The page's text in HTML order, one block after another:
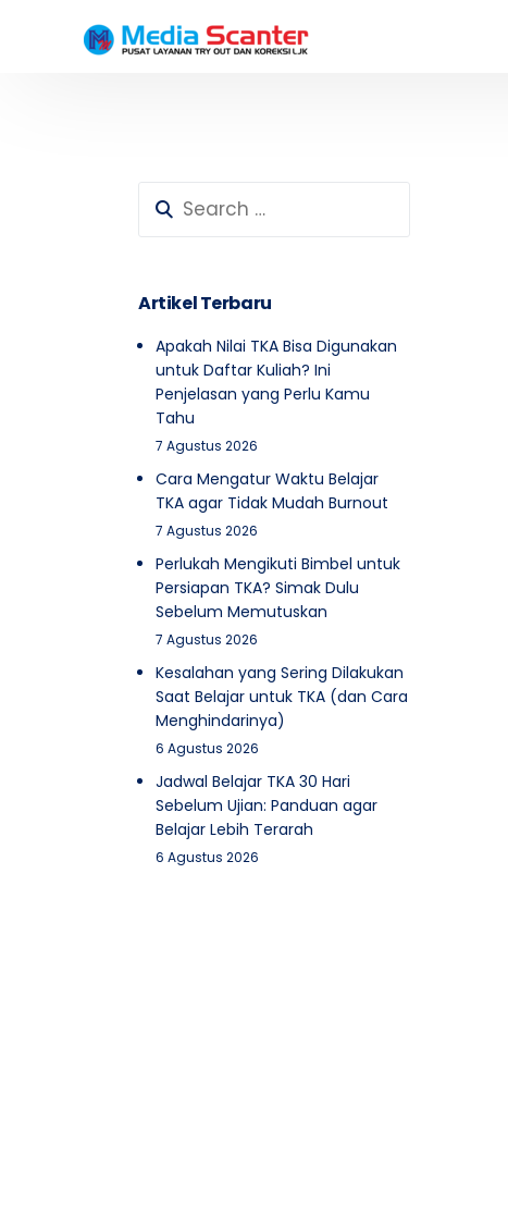
Artikel Terbaru
Apakah Nilai TKA Bisa Digunakan
untuk Daftar Kuliah? Ini
Penjelasan yang Perlu Kamu
Tahu
7 Agustus 2026
Cara Mengatur Waktu Belajar
TKA agar Tidak Mudah Burnout
7 Agustus 2026
Perlukah Mengikuti Bimbel untuk
Persiapan TKA? Simak Dulu
Sebelum Memutuskan
7 Agustus 2026
Kesalahan yang Sering Dilakukan
Saat Belajar untuk TKA (dan Cara
Menghindarinya)
6 Agustus 2026
Jadwal Belajar TKA 30 Hari
Sebelum Ujian: Panduan agar
Belajar Lebih Terarah
6 Agustus 2026